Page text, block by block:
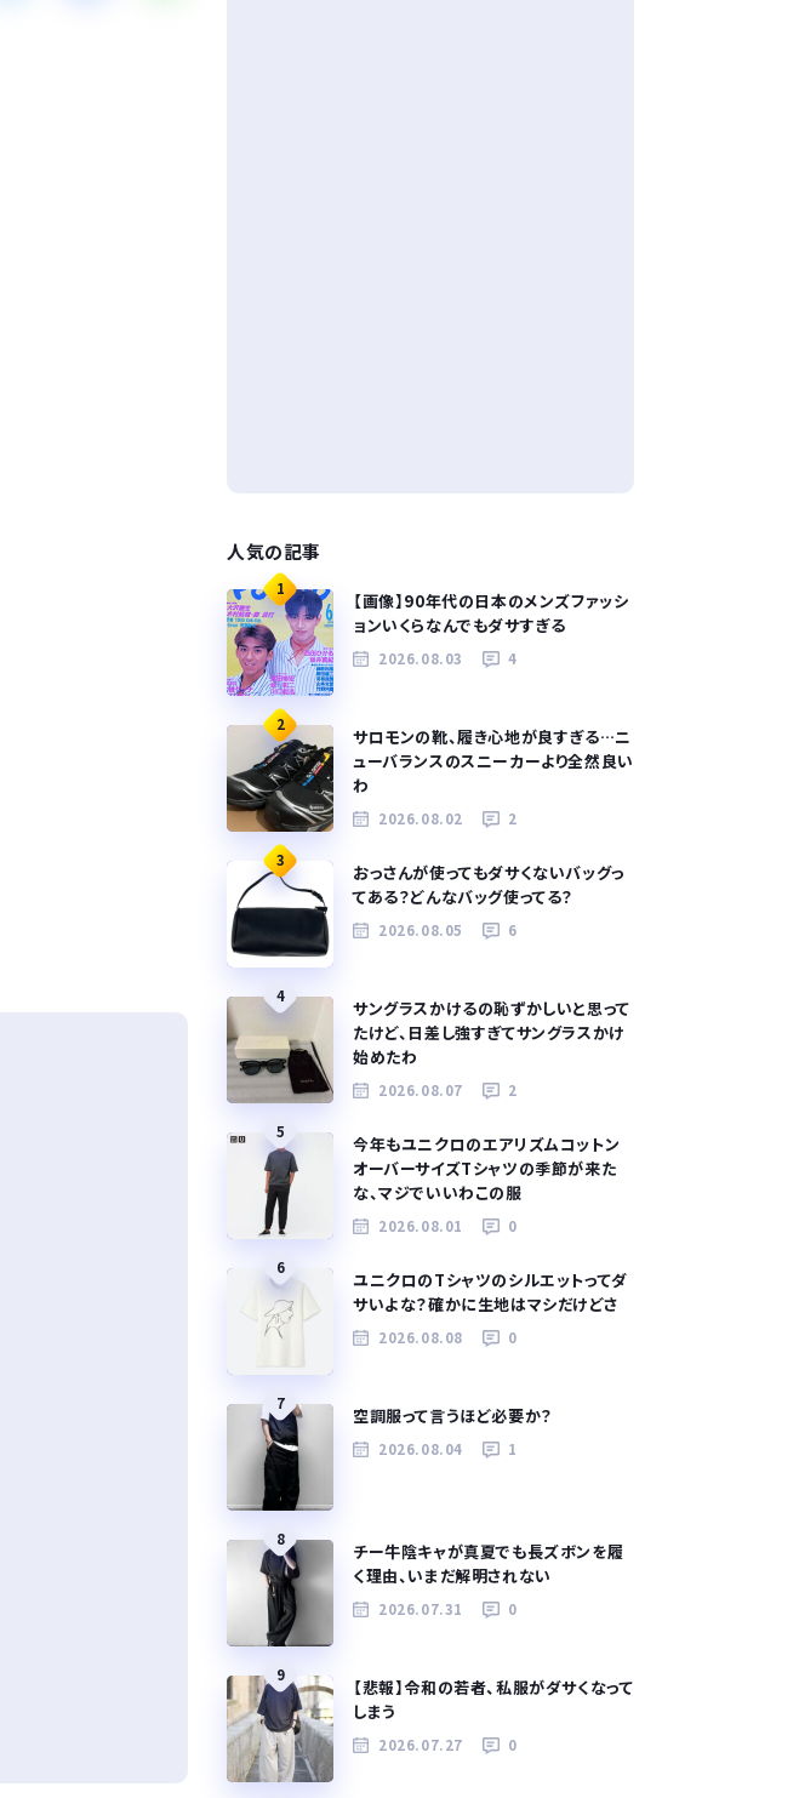
人気の記事
1
【画像】90年代の日本のメンズファッシ
ョンいくらなんでもダサすぎる
2026.08.03 4
2
サロモンの靴、履き心地が良すぎる…ニ
ューバランスのスニーカーより全然良い
わ
2026.08.02 2
3
おっさんが使ってもダサくないバッグっ
てある？どんなバッグ使ってる？
2026.08.05 6
4
サングラスかけるの恥ずかしいと思って
たけど、日差し強すぎてサングラスかけ
始めたわ
2026.08.07 2
5
今年もユニクロのエアリズムコットン
オーバーサイズTシャツの季節が来た
な、マジでいいわこの服
2026.08.01 0
6
ユニクロのTシャツのシルエットってダ
サいよな？確かに生地はマシだけどさ
2026.08.08 0
7
空調服って言うほど必要か？
2026.08.04 1
8
チー牛陰キャが真夏でも長ズボンを履
く理由、いまだ解明されない
2026.07.31 0
9
【悲報】令和の若者、私服がダサくなって
しまう
2026.07.27 0